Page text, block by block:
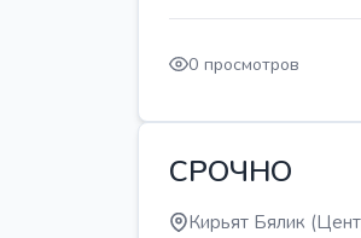
0 просмотров
СРОЧНО
Кирьят Бялик